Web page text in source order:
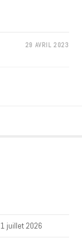
29 AVRIL 2023
1 juillet 2026